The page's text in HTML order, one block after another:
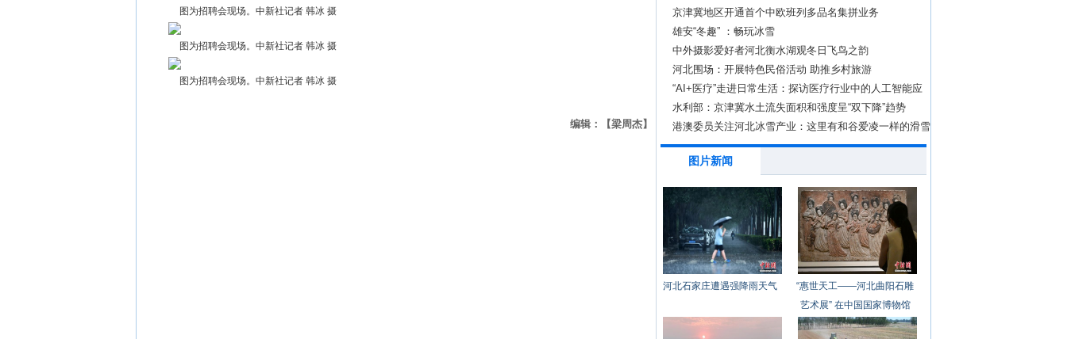
图为招聘会现场。中新社记者 韩冰 摄
图为招聘会现场。中新社记者 韩冰 摄
图为招聘会现场。中新社记者 韩冰 摄
编辑：【梁周杰】
京津冀地区开通首个中欧班列多品名集拼业务
雄安“冬趣” ：畅玩冰雪
中外摄影爱好者河北衡水湖观冬日飞鸟之韵
河北围场：开展特色民俗活动 助推乡村旅游
“AI+医疗”走进日常生活：探访医疗行业中的人工智能应
用场景
水利部：京津冀水土流失面积和强度呈“双下降”趋势
港澳委员关注河北冰雪产业：这里有和谷爱凌一样的滑雪
体验
图片新闻
河北石家庄遭遇强降雨天气
“惠世天工——河北曲阳石雕
艺术展” 在中国国家博物馆
开幕